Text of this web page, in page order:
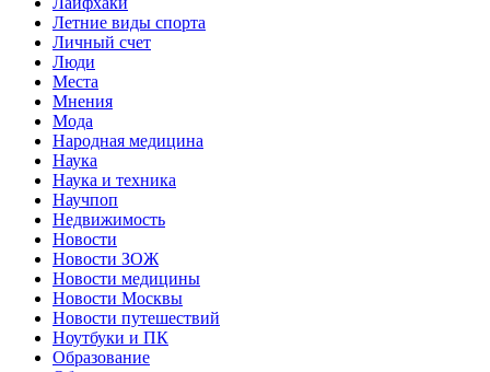
Летние виды спорта
Личный счет
Люди
Места
Мнения
Мода
Народная медицина
Наука
Наука и техника
Научпоп
Недвижимость
Новости
Новости ЗОЖ
Новости медицины
Новости Москвы
Новости путешествий
Ноутбуки и ПК
Образование